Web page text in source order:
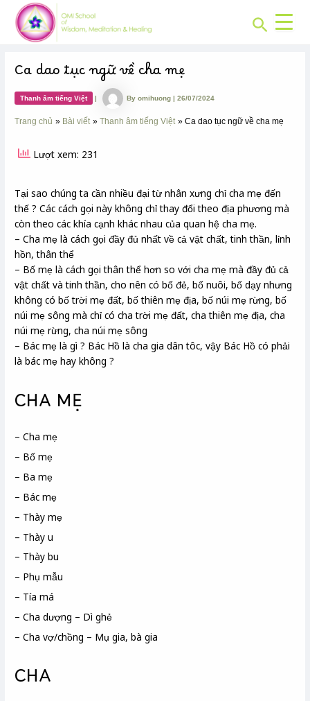
content
Search
Ca dao tục ngữ về cha mẹ
Thanh âm tiếng Việt | Byomihuong|26/07/2024
Trang chủ Bài viết Thanh âm tiếng Việt Ca dao tục ngữ về cha mẹ
Lượt xem: 231
Tại sao chúng ta cần nhiều đại từ nhân xưng chỉ cha mẹ đến
thế ? Các cách gọi này không chỉ thay đổi theo địa phương mà
còn theo các khía cạnh khác nhau của quan hệ cha mẹ.
– Cha mẹ là cách gọi đầy đủ nhất về cả vật chất, tinh thần, lỉnh
hồn, thân thể
– Bố mẹ là cách gọi thân thể hơn so với cha mẹ mà đầy đủ cả
vật chất và tinh thần, cho nên có bố đẻ, bố nuôi, bố dạy nhưng
không có bố trời mẹ đất, bố thiên mẹ địa, bố núi mẹ rừng, bố
núi mẹ sông mà chỉ có cha trời mẹ đất, cha thiên mẹ địa, cha
núi mẹ rừng, cha núi mẹ sông
– Bác mẹ là gì ? Bác Hồ là cha gia dân tôc, vậy Bác Hồ có phải
là bác mẹ hay không ?
CHA MẸ
– Cha mẹ
– Bố mẹ
– Ba mẹ
– Bác mẹ
– Thày mẹ
– Thày u
– Thày bu
– Phụ mẫu
– Tía má
– Cha dượng – Dì ghẻ
– Cha vợ/chồng – Mụ gia, bà gia
CHA
Post
navigation
CHUYÊN
MỤC: